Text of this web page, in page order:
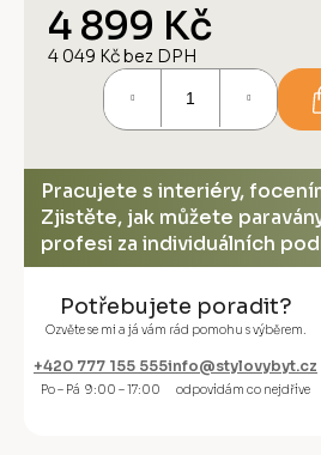
4 899 Kč
4 049 Kč bez DPH
Pracujete s interiéry,
Zjistěte, jak můžete
profesi za individuálních
Potřebujete poradit?
Ozvěte se mi a já vám rád pomohu s výběrem.
+420 777 155 555
Po – Pá 9:00 – 17:00
info@stylovybyt.cz
odpovídám co nejdříve